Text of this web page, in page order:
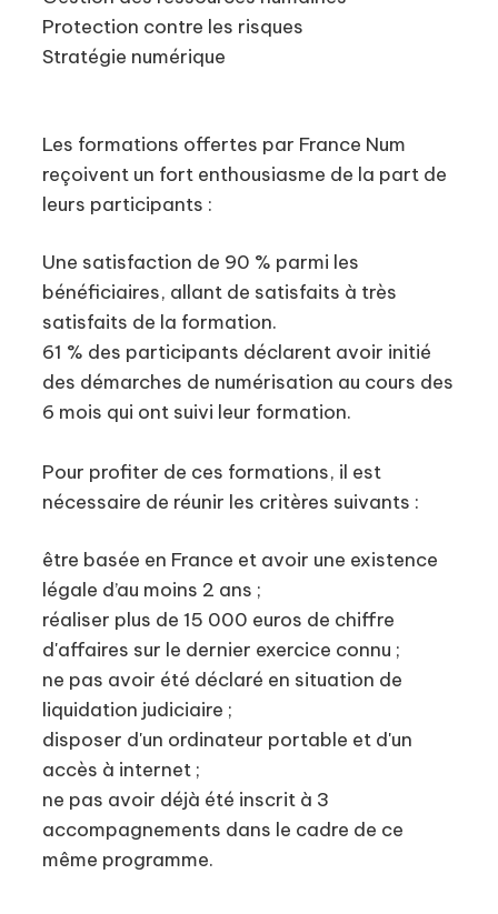
Protection contre les risques
Stratégie numérique
Les formations offertes par France Num
reçoivent un fort enthousiasme de la part de
leurs participants :
Une satisfaction de 90 % parmi les
bénéficiaires, allant de satisfaits à très
satisfaits de la formation.
61 % des participants déclarent avoir initié
des démarches de numérisation au cours des
6 mois qui ont suivi leur formation.
Pour profiter de ces formations, il est
nécessaire de réunir les critères suivants :
être basée en France et avoir une existence
légale d’au moins 2 ans ;
réaliser plus de 15 000 euros de chiffre
d'affaires sur le dernier exercice connu ;
ne pas avoir été déclaré en situation de
liquidation judiciaire ;
disposer d'un ordinateur portable et d'un
accès à internet ;
ne pas avoir déjà été inscrit à 3
accompagnements dans le cadre de ce
même programme.